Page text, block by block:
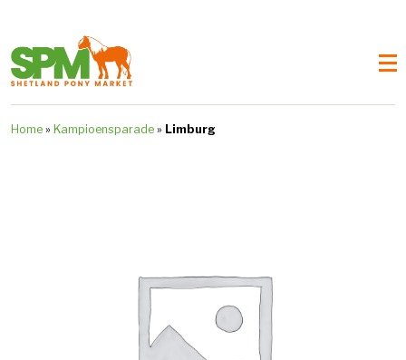
Home » Kampioensparade » Limburg